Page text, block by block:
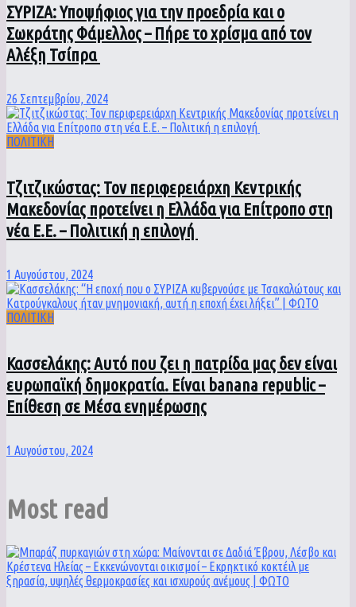
ΣΥΡΙΖΑ: Υποψήφιος για την προεδρία και ο
Σωκράτης Φάμελλος – Πήρε το χρίσμα από τον
Αλέξη Τσίπρα
26 Σεπτεμβρίου, 2024
ΠΟΛΙΤΙΚΗ
Τζιτζικώστας: Τον περιφερειάρχη Κεντρικής
Μακεδονίας προτείνει η Ελλάδα για Επίτροπο στη
νέα Ε.Ε. – Πολιτική η επιλογή
1 Αυγούστου, 2024
ΠΟΛΙΤΙΚΗ
Κασσελάκης: Αυτό που ζει η πατρίδα μας δεν είναι
ευρωπαϊκή δημοκρατία. Είναι banana republic –
Επίθεση σε Μέσα ενημέρωσης
1 Αυγούστου, 2024
Most read